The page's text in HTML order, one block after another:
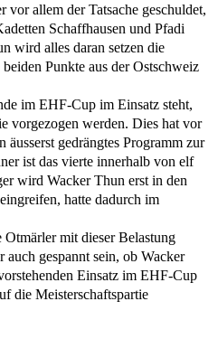
vor allem der Tatsache geschuldet,
Schaffhausen und Pfadi
wird alles daran setzen die
Punkte aus der Ostschweiz
im EHF-Cup im Einsatz steht,
vorgezogen werden. Dies hat vor
gedrängtes Programm zur
ist das vierte innerhalb von elf
wird Wacker Thun erst in den
hatte dadurch im
mit dieser Belastung
auch gespannt sein, ob Wacker
Einsatz im EHF-Cup
die Meisterschaftspartie